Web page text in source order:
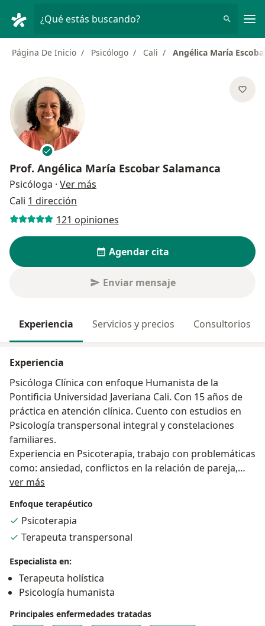
¿Qué estás buscando?
Página De Inicio Psicólogo Cali Angélica María
Prof. Angélica María Escobar Salamanca
Psicóloga · Ver más
Cali 1 dirección
121 opiniones
Agendar cita
Enviar mensaje
Experiencia Servicios y precios Consultorios
Experiencia
Psicóloga Clínica con enfoque Humanista de la
Pontificia Universidad Javeriana Cali. Con 15 años de
práctica en atención clínica. Cuento con estudios en
Psicología transpersonal integral y constelaciones
familiares.
Experiencia en Psicoterapia, trabajo con problemáticas
como: ansiedad, conflictos en la relación de pareja,
duelos, discapacidad, baja autoestima, estrés,
Cuento con experiencia en trabajo con adolescentes,
adultos, familias y personas con discapacidad física.
grupales, seguimiento del estado emocional.
¡Estoy para acompañarte en tu proceso terapéutico!
ver más
Enfoque terapéutico
Psicoterapia
Terapeuta transpersonal
Especialista en:
Terapeuta holística
Psicología humanista
Principales enfermedades tratadas